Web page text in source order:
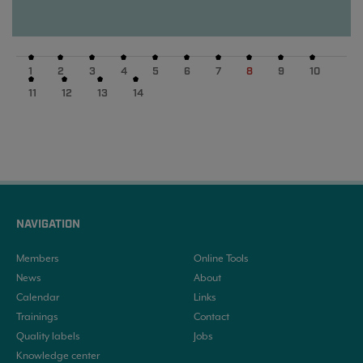
1 2 3 4 5 6 7 8 9
10
11
12 13 14
NAVIGATION
Members
News
Calendar
Trainings
Quality labels
Knowledge center
Online Tools
About
Links
Contact
Jobs